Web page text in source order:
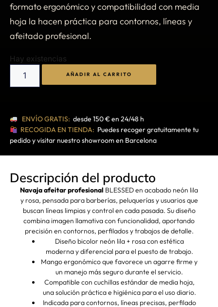
formato ergonómico y compatibilidad con media
hoja la hacen práctica para contornos, líneas y
afeitado profesional.
Hay existencias
AÑADIR AL CARRITO
ENVÍO GRATIS: desde 150 € en 24/48 h
RECOGIDA EN TIENDA: Puedes recoger gratuitamente tu
pedido y visitar nuestro showroom en Barcelona
Descripción del producto
Navaja afeitar profesional BLESSED en acabado neón lila
y rosa, pensada para barberías, peluquerías y usuarios que
buscan líneas limpias y control en cada pasada. Su diseño
combina imagen llamativa con funcionalidad, aportando
precisión en contornos, perfilados y trabajos de detalle.
Diseño bicolor neón lila + rosa con estética
moderna y diferencial para el puesto de trabajo.
Mango ergonómico que favorece un agarre firme y
un manejo más seguro durante el servicio.
Compatible con cuchillas estándar de media hoja,
una solución práctica e higiénica para el uso diario.
Indicada para contornos, líneas precisas, perfilado